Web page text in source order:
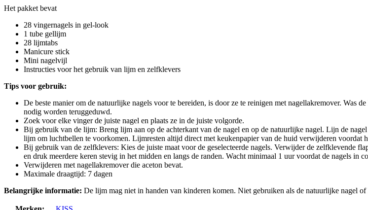
Het pakket bevat
28 vingernagels in gel-look
1 tube gellijm
28 lijmtabs
Manicure stick
Mini nagelvijl
Instructies voor het gebruik van lijm en zelfklevers
Tips voor gebruik:
De beste manier om de natuurlijke nagels voor te bereiden, is door ze te reinigen met nagellakremover. Was
nodig worden teruggeduwd.
Zoek voor elke vinger de juiste nagel en plaats ze in de juiste volgorde.
Bij gebruik van de lijm: Breng lijm aan op de achterkant van de nagel en op de natuurlijke nagel. Lijn de
lijm om luchtbellen te voorkomen. Lijmresten altijd direct met keukenpapier van de huid verwijderen voordat
Bij gebruik van de zelfklevers: Kies de juiste maat voor de geselecteerde nagels. Verwijder de zelfklevende
en druk meerdere keren stevig in het midden en langs de randen. Wacht minimaal 1 uur voordat de nagels in
Verwijderen met nagellakremover die aceton bevat.
Maximale draagtijd: 7 dagen
Belangrijke informatie: De lijm mag niet in handen van kinderen komen. Niet gebruiken als de natuurlijke nagel